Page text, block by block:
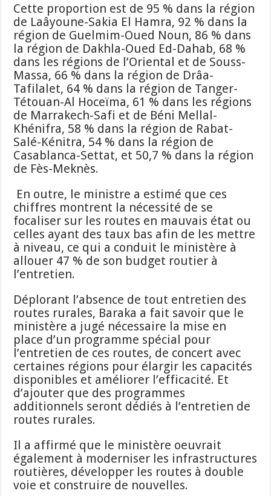
Cette proportion est de 95 % dans la région
de Laâyoune-Sakia El Hamra, 92 % dans la
région de Guelmim-Oued Noun, 86 % dans
la région de Dakhla-Oued Ed-Dahab, 68 %
dans les régions de l’Oriental et de Souss-
Massa, 66 % dans la région de Drâa-
Tafilalet, 64 % dans la région de Tanger-
Tétouan-Al Hoceïma, 61 % dans les régions
de Marrakech-Safi et de Béni Mellal-
Khénifra, 58 % dans la région de Rabat-
Salé-Kénitra, 54 % dans la région de
Casablanca-Settat, et 50,7 % dans la région
de Fès-Meknès.
En outre, le ministre a estimé que ces
chiffres montrent la nécessité de se
focaliser sur les routes en mauvais état ou
celles ayant des taux bas afin de les mettre
à niveau, ce qui a conduit le ministère à
allouer 47 % de son budget routier à
l’entretien.
Déplorant l’absence de tout entretien des
routes rurales, Baraka a fait savoir que le
ministère a jugé nécessaire la mise en
place d’un programme spécial pour
l’entretien de ces routes, de concert avec
certaines régions pour élargir les capacités
disponibles et améliorer l’efficacité. Et
d’ajouter que des programmes
additionnels seront dédiés à l’entretien de
routes rurales.
Il a affirmé que le ministère oeuvrait
également à moderniser les infrastructures
routières, développer les routes à double
voie et construire de nouvelles.